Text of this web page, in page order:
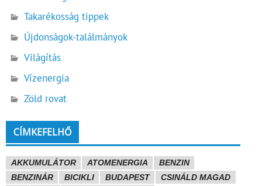
Takarékosság tippek
Újdonságok-találmányok
Világítás
Vízenergia
Zöld rovat
CÍMKEFELHŐ
AKKUMULÁTOR ATOMENERGIA
BENZIN
BENZINÁR
BICIKLI BUDAPEST
CSINÁLD MAGAD